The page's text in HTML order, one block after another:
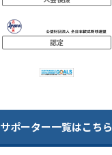
認定
サポーター一覧はこちら